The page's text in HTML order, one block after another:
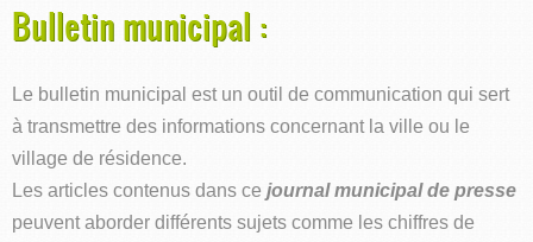
Bulletin municipal :
Le bulletin municipal est un outil de communication qui sert
à transmettre des informations concernant la ville ou le
village de résidence.
Les articles contenus dans ce journal municipal de presse
peuvent aborder différents sujets comme les chiffres de